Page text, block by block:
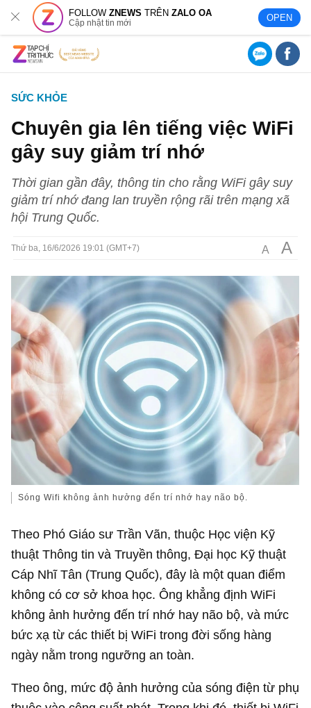
FOLLOWZNEWS TRÊNZALO OA
Cập nhật tin mới OPEN
SỨC KHỎE
Chuyên gia lên tiếng việc WiFi
gây suy giảm trí nhớ
Thời gian gần đây, thông tin cho rằng WiFi gây suy
giảm trí nhớ đang lan truyền rộng rãi trên mạng xã
hội Trung Quốc.
Thứ ba, 16/6/2026 19:01 (GMT+7) A A
Sóng Wifi không ảnh hưởng đến trí nhớ hay não bộ.
Theo Phó Giáo sư Trần Vãn, thuộc Học viện Kỹ
thuật Thông tin và Truyền thông, Đại học Kỹ thuật
Cáp Nhĩ Tân (Trung Quốc), đây là một quan điểm
không có cơ sở khoa học. Ông khẳng định WiFi
không ảnh hưởng đến trí nhớ hay não bộ, và mức
bức xạ từ các thiết bị WiFi trong đời sống hàng
ngày nằm trong ngưỡng an toàn.
Theo ông, mức độ ảnh hưởng của sóng điện từ phụ